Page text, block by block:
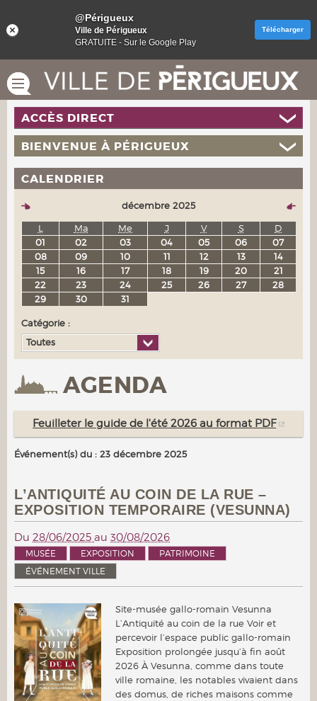
AGENDA
Feuilleter le guide de l'été 2026 au format PDF
Événement(s) du : 23 décembre 2025
L’ANTIQUITÉ AU COIN DE LA RUE –
EXPOSITION TEMPORAIRE (VESUNNA)
Du 28/06/2025 au 30/08/2026
MUSÉE EXPOSITION
PATRIMOINE
ÉVÉNEMENT VILLE
Site-musée gallo-romain Vesunna
L’Antiquité au coin de la rue Voir et
percevoir l’espace public gallo-romain
Exposition prolongée jusqu’à fin août
2026 À Vesunna, comme dans toute
ville romaine, les notables vivaient dans
des domus, de riches maisons comme
ACCÈS DIRECT
BIENVENUE À PÉRIGUEUX
CALENDRIER
décembre 2025
L
Ma Me J V S
D
01
02 03 04 05 06
07
08
09 10 11 12 13
14
15
16 17 18 19 20
21
22
23 24 25 26 27
28
29
30 31
Catégorie :
Toutes
@Périgueux
Ville de Périgueux
GRATUITE - Sur le Google Play
Télécharger